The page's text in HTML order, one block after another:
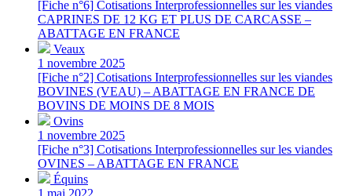
[Fiche n°6] Cotisations Interprofessionnelles sur les viandes
CAPRINES DE 12 KG ET PLUS DE CARCASSE –
ABATTAGE EN FRANCE
Veaux
1 novembre 2025
[Fiche n°2] Cotisations Interprofessionnelles sur les viandes
BOVINES (VEAU) – ABATTAGE EN FRANCE DE
BOVINS DE MOINS DE 8 MOIS
Ovins
1 novembre 2025
[Fiche n°3] Cotisations Interprofessionnelles sur les viandes
OVINES – ABATTAGE EN FRANCE
Équins
1 mai 2022